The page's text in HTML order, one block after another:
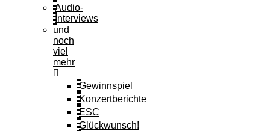
Audio-
Interviews
und
noch
viel
mehr
Gewinnspiel
Konzertberichte
ESC
Glückwunsch!